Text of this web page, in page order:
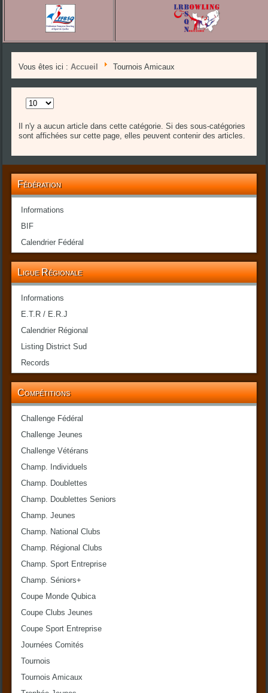
Vous êtes ici :Accueil Tournois Amicaux
Affichage
#
Il n'y a aucun article dans cette catégorie. Si des sous-catégories
sont affichées sur cette page, elles peuvent contenir des articles.
Fédération
Informations
BIF
Calendrier Fédéral
Ligue Régionale
Informations
E.T.R / E.R.J
Calendrier Régional
Listing District Sud
Records
Compétitions
Challenge Fédéral
Challenge Jeunes
Challenge Vétérans
Champ. Individuels
Champ. Doublettes
Champ. Doublettes Seniors
Champ. Jeunes
Champ. National Clubs
Champ. Régional Clubs
Champ. Sport Entreprise
Champ. Séniors+
Coupe Monde Qubica
Coupe Clubs Jeunes
Coupe Sport Entreprise
Journées Comités
Tournois
Tournois Amicaux